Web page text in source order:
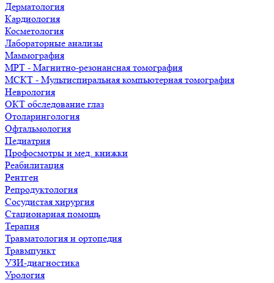
Дерматология
Кардиология
Косметология
Лабораторные анализы
Маммография
МРТ - Магнитно-резонансная томография
МСКТ - Мультиспиральная компьютерная томография
Неврология
ОКТ обследование глаз
Отоларингология
Офтальмология
Педиатрия
Профосмотры и мед. книжки
Реабилитация
Рентген
Репродуктология
Сосудистая хирургия
Стационарная помощь
Терапия
Травматология и ортопедия
Травмпункт
УЗИ-диагностика
Урология